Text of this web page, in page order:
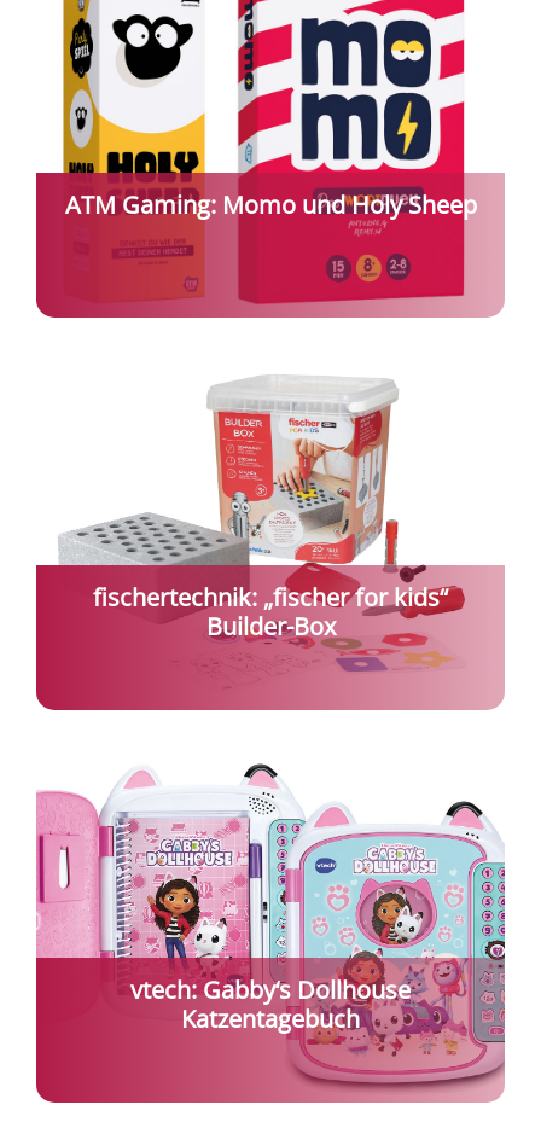
ATM Gaming: Momo und Holy Sheep
fischertechnik: „fischer for kids“
Builder-Box
vtech: Gabby‘s Dollhouse
Katzentagebuch